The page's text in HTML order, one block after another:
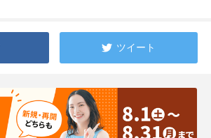
ツイート